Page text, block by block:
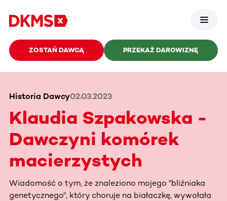
ZOSTAŃ DAWCĄ PRZEKAŻ DAROWIZNĘ
Historia Dawcy02.03.2023
Klaudia Szpakowska -
Dawczyni komórek
macierzystych
Wiadomość o tym, że znaleziono mojego "bliźniaka
genetycznego", który choruje na białaczkę, wywołała